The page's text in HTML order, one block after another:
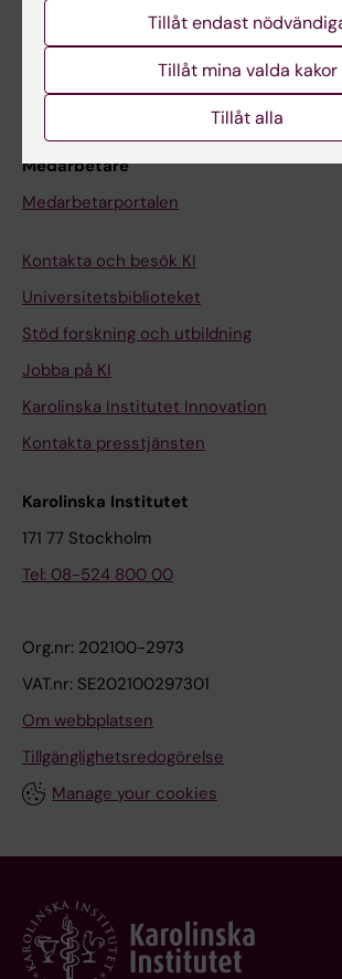
Kurs- och programwebbar
Student på KI
Medarbetare
Medarbetarportalen
Kontakta och besök KI
Universitetsbiblioteket
Stöd forskning och utbildning
Jobba på KI
Karolinska Institutet Innovation
Kontakta presstjänsten
Karolinska Institutet
171 77 Stockholm
Tel: 08-524 800 00
Org.nr: 202100-2973
VAT.nr: SE202100297301
Om webbplatsen
Tillgänglighetsredogörelse
Manage your cookies
Tillåt endast
Tillåt mina valda kakor
Tillåt alla